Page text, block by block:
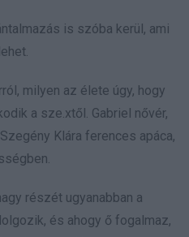
is szóba kerül, ami
milyen az élete úgy, hogy
a sze.xtől. Gabriel nővér,
Klára ferences apáca,
részét ugyanabban a
és ahogy ő fogalmaz,